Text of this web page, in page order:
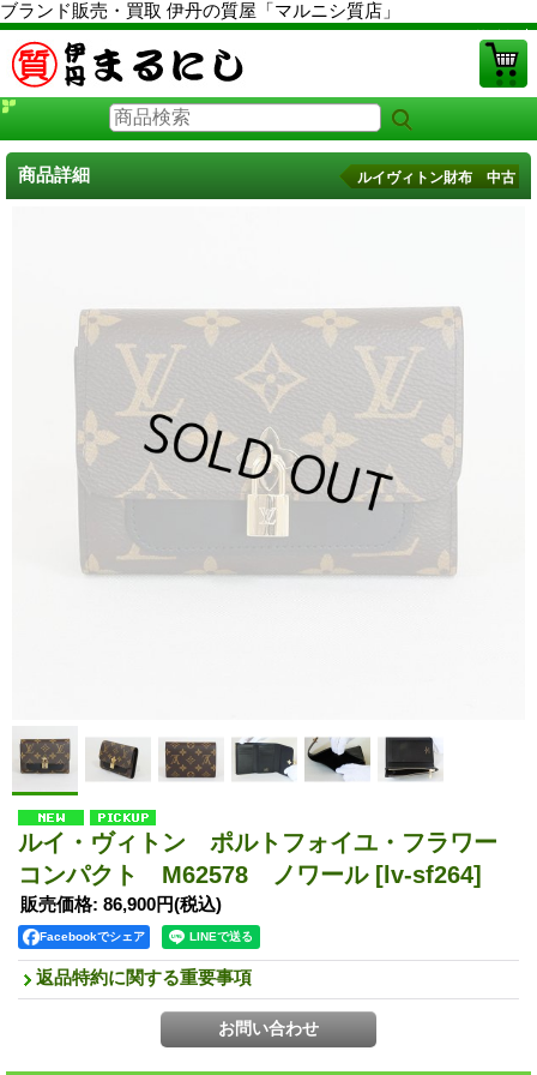
ブランド販売・買取 伊丹の質屋「マルニシ質店」
PCサイト
商品詳細 ルイヴィトン財布 中古
ルイ・ヴィトン ポルトフォイユ・フラワー
コンパクト M62578 ノワール [lv-sf264]
販売価格: 86,900円(税込)
Facebookでシェア
返品特約に関する重要事項